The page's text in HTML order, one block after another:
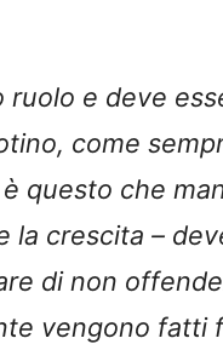
ruolo e deve
come
questo che
la crescita –
di non
vengono fatti